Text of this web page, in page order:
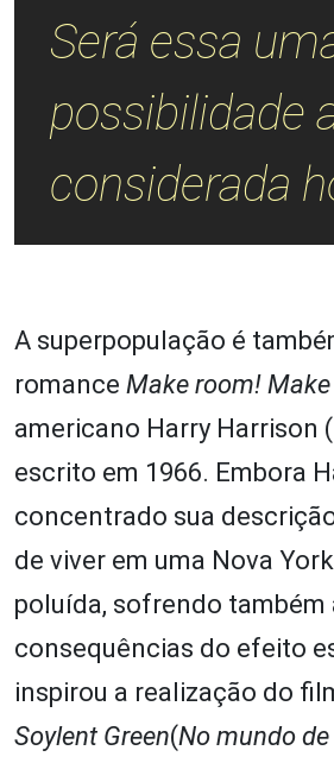
Será essa
possibilidade
considerada
A superpopulação é
romance Make room!
americano Harry Harrison
escrito em 1966. Embora
concentrado sua
de viver em uma Nova
poluída, sofrendo também
consequências do efeito
inspirou a realização do
Soylent Green(No mundo de